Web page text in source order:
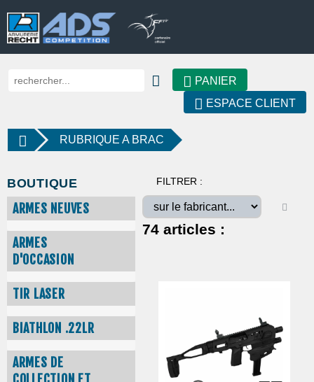
PANIER
ESPACE CLIENT
RUBRIQUE A BRAC
BOUTIQUE
ARMES NEUVES
ARMES
D'OCCASION
TIR LASER
BIATHLON .22LR
ARMES DE
FILTRER :
74articles :